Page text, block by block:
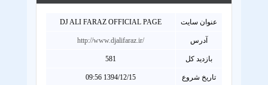
عنوان سايت DJ ALI FARAZ OFFICIAL PAGE
آدرس http://www.djalifaraz.ir/
بازدید کل 581
تاریخ شروع 1394/12/15 09:56